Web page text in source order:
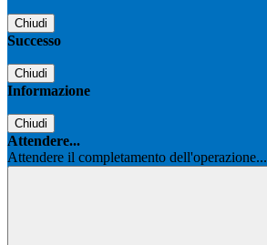
Chiudi
Successo
Chiudi
Informazione
Chiudi
Attendere...
Attendere il completamento dell'operazione...